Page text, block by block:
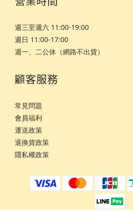
週三至週六 11:00-19:00
週日 11:00-17:00
週一、二公休（網路不出貨）
顧客服務
常見問題
會員福利
運送政策
退換貨政策
隱私權政策